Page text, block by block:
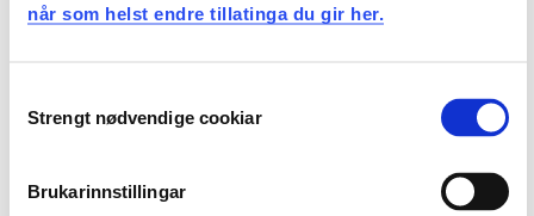
når som helst endre tillatinga du gir her.
Selection
Strengt nødvendige cookiar
Brukarinnstillingar
lede og gjennomføre systematisk veiledning
ha utviklet et bredt spekter av veiledningsferdigheter